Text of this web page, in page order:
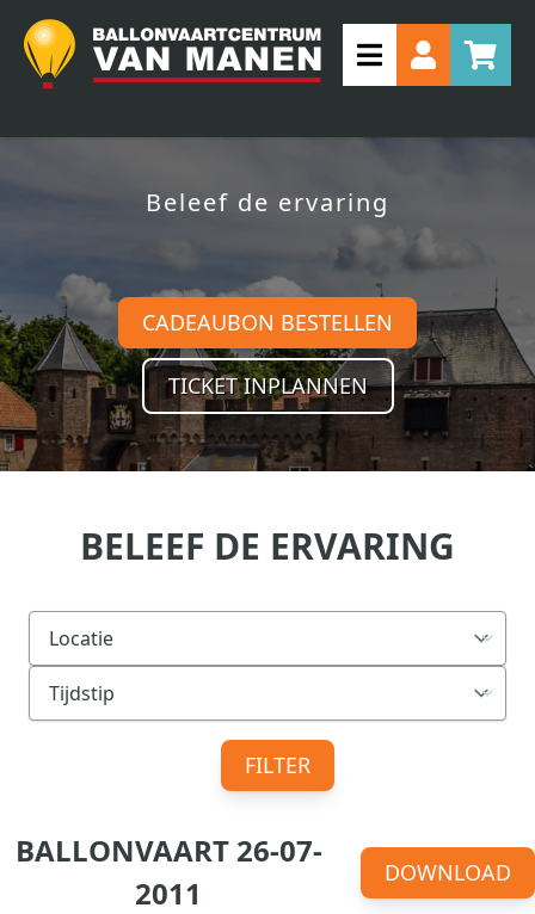
Beleef de ervaring
CADEAUBON BESTELLEN
TICKET INPLANNEN
BELEEF DE ERVARING
FILTER
BALLONVAART 26-07-
2011
DOWNLOAD